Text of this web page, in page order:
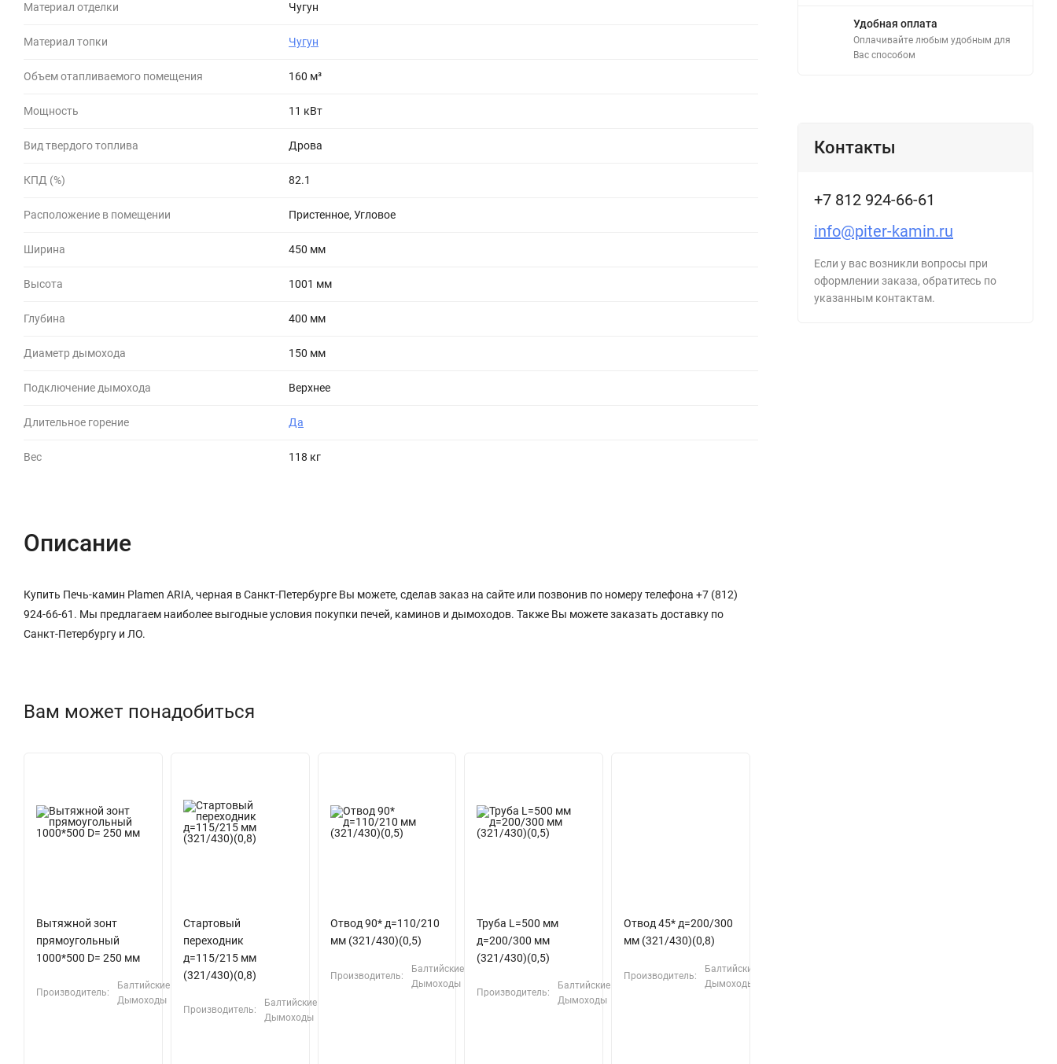
Материал отделки Чугун
Материал топки Чугун
Объем отапливаемого помещения 160 м³
Мощность 11 кВт
Вид твердого топлива Дрова
КПД (%) 82.1
Расположение в помещении Пристенное, Угловое
Ширина 450 мм
Высота 1001 мм
Глубина 400 мм
Диаметр дымохода 150 мм
Подключение дымохода Верхнее
Длительное горение Да
Вес 118 кг
Описание
Купить Печь-камин Plamen ARIA, черная в Санкт-Петербурге Вы можете, сделав заказ на сайте или позвонив по номеру телефона +7 (812)
924-66-61. Мы предлагаем наиболее выгодные условия покупки печей, каминов и дымоходов. Также Вы можете заказать доставку по
Санкт-Петербургу и ЛО.
Вам может понадобиться
Вытяжной зонт
прямоугольный
1000*500 D= 250 мм
Производитель:
Балтийские
Дымоходы
Стартовый
переходник
д=115/215 мм
(321/430)(0,8)
Производитель:
Балтийские
Дымоходы
Отвод 90* д=110/210
мм (321/430)(0,5)
Производитель:
Балтийские
Дымоходы
Труба L=500 мм
д=200/300 мм
(321/430)(0,5)
Производитель:
Балтийские
Дымоходы
Отвод 45* д=200/300
мм (321/430)(0,8)
Производитель:
Балтийские
Дымоходы
Удобная оплата
Оплачивайте любым удобным для
Вас способом
Контакты
+7 812 924-66-61
info@piter-kamin.ru
Если у вас возникли вопросы при
оформлении заказа, обратитесь по
указанным контактам.